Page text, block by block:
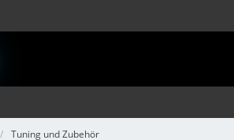
Tuning und Zubehör